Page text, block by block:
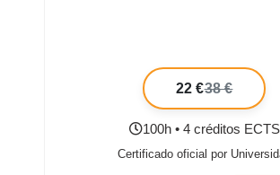
22 €38 €
100h • 4 créditos ECTS
Certificado oficial por